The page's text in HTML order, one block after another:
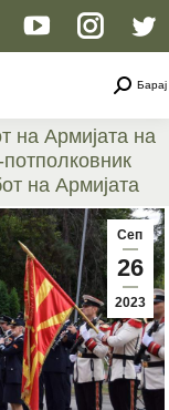
FacebookYouTube
opens
in
new
window
page
opens
in
new
window
Барај
на Армијата на
на Армијата
Сеп
26
2023